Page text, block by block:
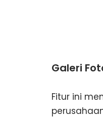
Galeri
Fitur ini